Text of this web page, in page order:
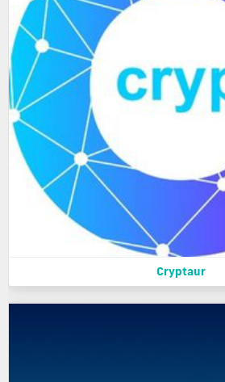
Cryptaur